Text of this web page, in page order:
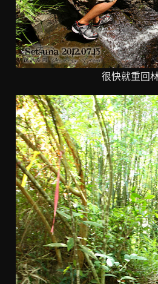
很快就重回